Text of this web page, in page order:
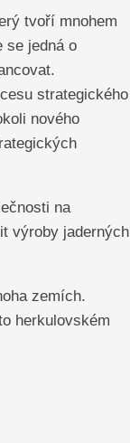
tvoří mnohem
se jedná o
strategického
nového
na
výroby jaderných
zemích.
herkulovském